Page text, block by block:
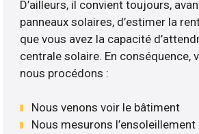
D’ailleurs, il convient toujours,
panneaux solaires, d’estimer la
que vous avez la capacité
centrale solaire. En conséquence,
nous procédons :
Nous venons voir le bâtiment
Nous mesurons